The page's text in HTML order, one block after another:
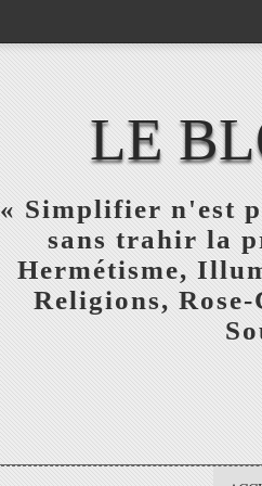
LE
« Simplifier n'est
sans trahir la
Hermétisme,
Religions,